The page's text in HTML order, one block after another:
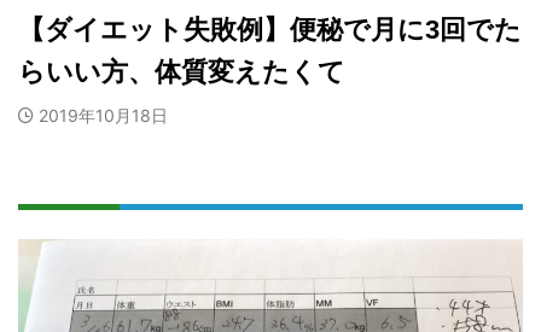
【ダイエット失敗例】便秘で月に3回でた
らいい方、体質変えたくて
2019年10月18日